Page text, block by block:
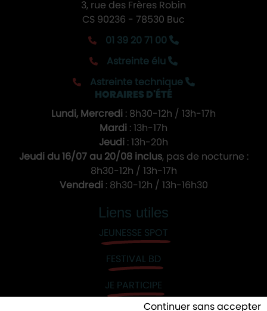
Continuer sans accepter
3, rue des Frères Robin
CS 90236 - 78530 Buc
01 39 20 71 00
Astreinte élu
Astreinte technique
HORAIRES D'ÉTÉ
Lundi, Mercredi : 8h30-12h / 13h-17h
Mardi : 13h-17h
Jeudi : 13h-20h
Jeudi du 16/07 au 20/08 inclus, pas de nocturne :
8h30-12h / 13h-17h
Vendredi : 8h30-12h / 13h-16h30
Liens utiles
JEUNESSE SPOT
FESTIVAL BD
JE PARTICIPE